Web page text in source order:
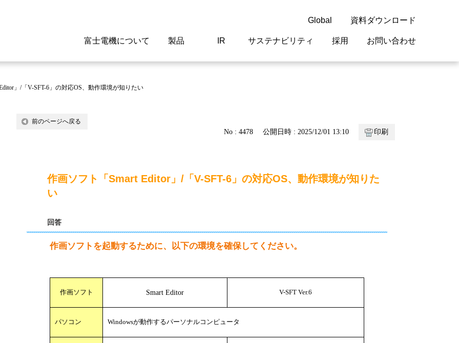
Global
閉じる
資料ダウンロード
富士電機について
ご挨拶
製品
駆動制御機器
半導体 発電設備
セミナー・研修情報
IR
経営情報
サステナビリティ
マテリアリティ
採用
新卒採用情報
お問い合わせ
よくあるご質問
」/「V-SFT-6」の対応OS、動作環境が知りたい
前のページへ戻る
No : 4478 公開日時 : 2025/12/01 13:10 印刷
作画ソフト「Smart Editor」/「V-SFT-6」の対応OS、動作環境が知りた
い
回答
作画ソフトを起動するために、以下の環境を確保してください。
作画ソフト Smart Editor V-SFT Ver.6
パソコン Windowsが動作するパーソナルコンピュータ